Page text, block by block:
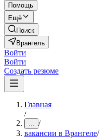
Помощь
Ещё
Поиск
Врангель
Войти
Войти
Создать резюме
Главная
/
... /
вакансии в Врангеле/